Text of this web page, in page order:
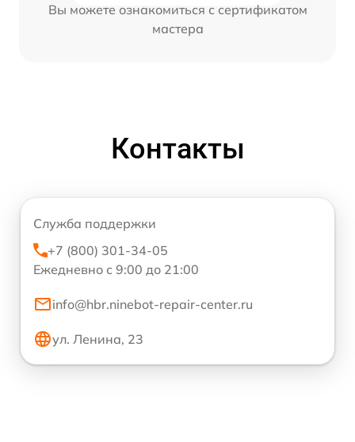
Вы можете ознакомиться с сертификатом
мастера
Контакты
Служба поддержки
+7 (800) 301-34-05
Ежедневно с 9:00 до 21:00
info@hbr.ninebot-repair-center.ru
ул. Ленина, 23